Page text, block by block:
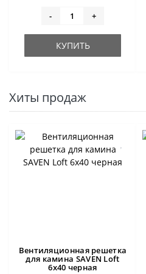
- +
КУПИТЬ
Хиты продаж
Вентиляционная решетка
для камина SAVEN Loft
6х40 черная